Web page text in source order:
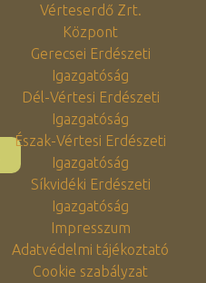
Vérteserdő Zrt.
Központ
Gerecsei Erdészeti
Igazgatóság
Dél-Vértesi Erdészeti
Igazgatóság
Észak-Vértesi Erdészeti
Igazgatóság
Síkvidéki Erdészeti
Igazgatóság
Impresszum
Adatvédelmi tájékoztató
Cookie szabályzat